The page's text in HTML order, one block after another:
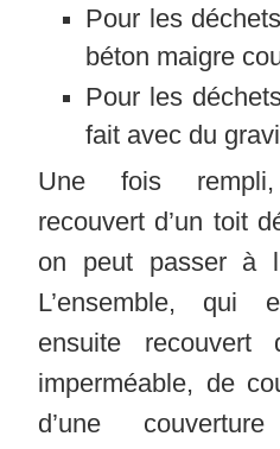
Pour les
béton maigre
Pour les
fait avec du
Une fois
recouvert d’un toit
on peut passer à
L’ensemble, qui
ensuite recouvert
imperméable, de
d’une